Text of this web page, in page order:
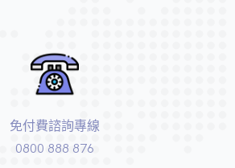
免付費諮詢專線
0800 888 876